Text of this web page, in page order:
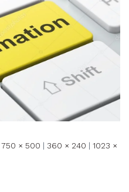
750 × 500 | 360 × 240 | 1023 ×